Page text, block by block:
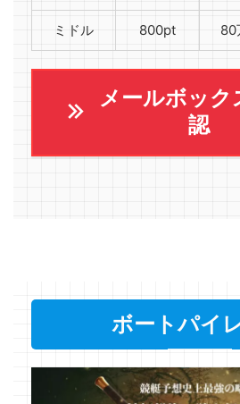
ミドル 800pt 80
メールボック
認
ボートパイ